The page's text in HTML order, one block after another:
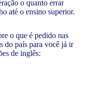
o quanto errar
até o ensino superior.
o que é pedido nas
do país para você já ir
de inglês: